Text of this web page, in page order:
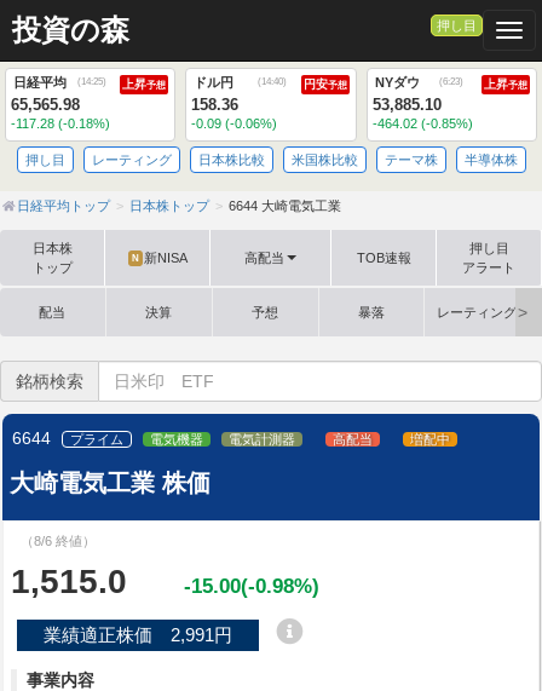
投資の森 押し目
日経平均 (14:25) 上昇予想
65,565.98
-117.28 (-0.18%)
ドル円 (14:40) 円安予想
158.36
-0.09 (-0.06%)
NYダウ (6:23) 上昇予想
53,885.10
-464.02 (-0.85%)
押し目 レーティング 日本株比較 米国株比較 テーマ株 半導体株
日経平均トップ 日本株トップ 6644 大崎電気工業
日本株
トップ
N 新NISA 高配当 TOB速報
押し目
アラート
配当 決算 予想 暴落 レーティング格
銘柄検索
6644 プライム 電気機器 電気計測器 高配当 増配中
大崎電気工業 株価
（8/6 終値）
1,515.0 -15.00(-0.98%)
業績適正株価 2,991円
事業内容